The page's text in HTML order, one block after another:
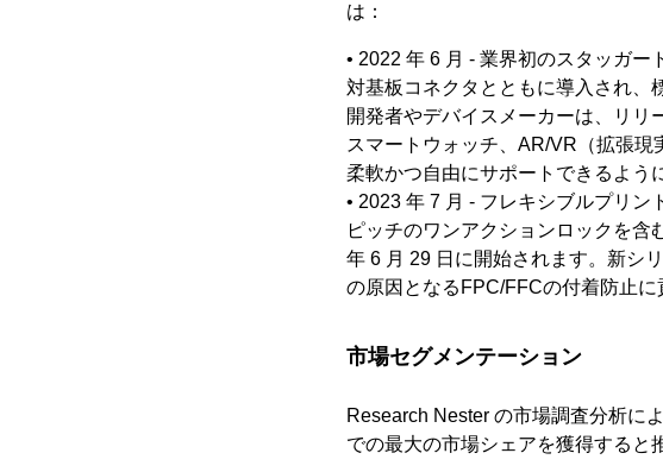
は：
• 2022 年 6 月 - 業界初のスタッガ
対基板コネクタとともに導入され、
開発者やデバイスメーカーは、リリ
スマートウォッチ、AR/VR（拡張現
柔軟かつ自由にサポートできるよう
• 2023 年 7 月 - フレキシブルプリ
ピッチのワンアクションロックを
年 6 月 29 日に開始されます。新シ
の原因となるFPC/FFCの付着防止に
市場セグメンテーション
Research Nester の市場調査分析に
での最大の市場シェアを獲得すると